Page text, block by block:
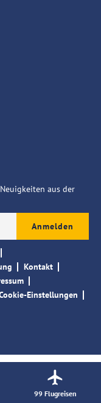
99 Flugreisen
aus der
Anmelden
Kontakt
Einstellungen